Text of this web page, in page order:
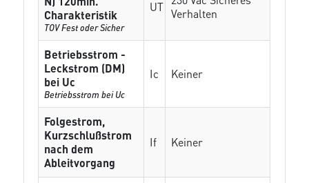
Charakteristik
TOV Fest oder Sicher
UT Verhalten
Betriebsstrom -
Leckstrom (DM)
bei Uc
Betriebsstrom bei Uc
Ic Keiner
Folgestrom,
Kurzschlußstrom
nach dem
Ableitvorgang
If Keiner